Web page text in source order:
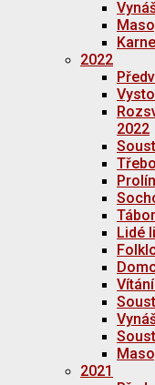
2022
2022
Lidé
2021